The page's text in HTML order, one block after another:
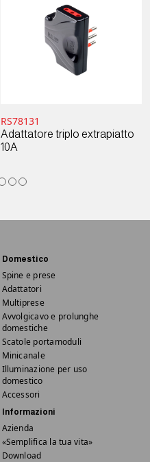
RS78131
Adattatore triplo extrapiatto
10A
Domestico
Spine e prese
Adattatori
Multiprese
Avvolgicavo e prolunghe
domestiche
Scatole portamoduli
Minicanale
Illuminazione per uso
domestico
Accessori
Informazioni
Azienda
«Semplifica la tua vita»
Download